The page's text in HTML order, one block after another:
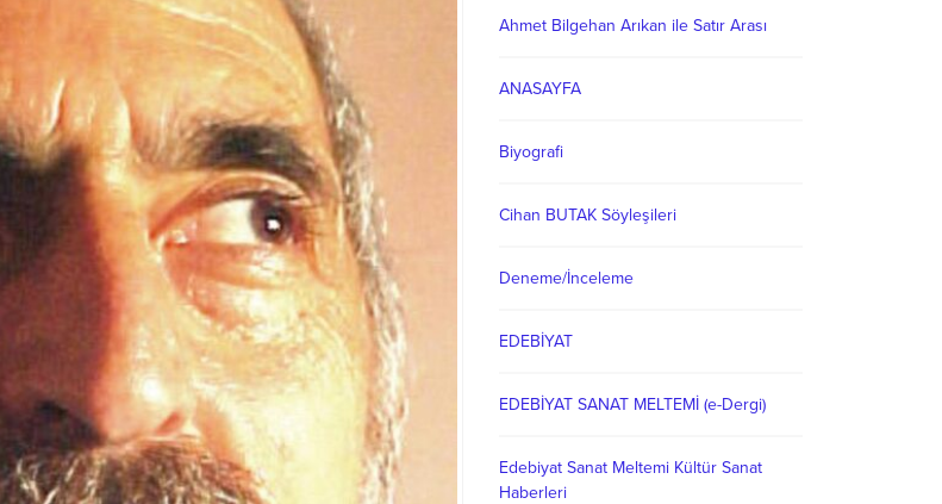
Ahmet Bilgehan Arıkan ile Satır Arası
ANASAYFA
Biyografi
Cihan BUTAK Söyleşileri
Deneme/İnceleme
EDEBİYAT
EDEBİYAT SANAT MELTEMİ (e-Dergi)
Edebiyat Sanat Meltemi Kültür Sanat
Haberleri